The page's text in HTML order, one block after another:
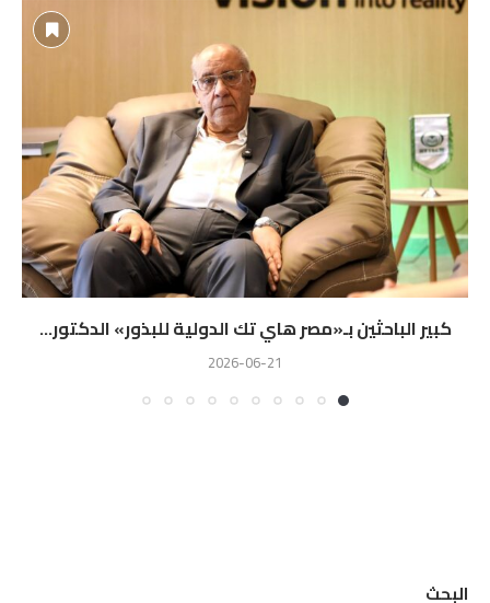
كبير الباحثين بـ«مصر هاي تك الدولية للبذور» الدكتور...
2026-06-21
البحث